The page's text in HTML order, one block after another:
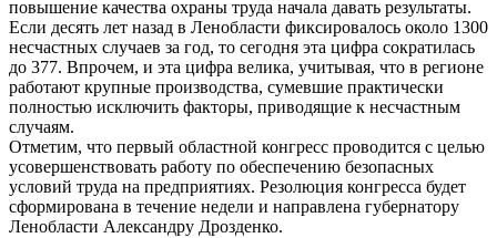
повышение качества охраны труда начала давать результаты.
Если десять лет назад в Ленобласти фиксировалось около 1300
несчастных случаев за год, то сегодня эта цифра сократилась
до 377. Впрочем, и эта цифра велика, учитывая, что в регионе
работают крупные производства, сумевшие практически
полностью исключить факторы, приводящие к несчастным
случаям.
Отметим, что первый областной конгресс проводится с целью
усовершенствовать работу по обеспечению безопасных
условий труда на предприятиях. Резолюция конгресса будет
сформирована в течение недели и направлена губернатору
Ленобласти Александру Дрозденко.